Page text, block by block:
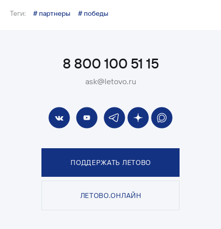
Теги: # партнеры # победы
8 800 100 51 15
ask@letovo.ru
ПОДДЕРЖАТЬ ЛЕТОВО
ЛЕТОВО.ОНЛАЙН